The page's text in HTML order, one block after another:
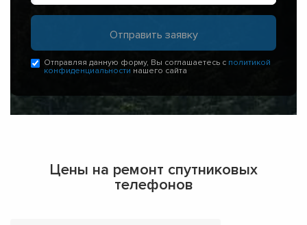
Отправляя данную форму, Вы соглашаетесь с политикой
конфиденциальности нашего сайта
Цены на ремонт спутниковых
телефонов